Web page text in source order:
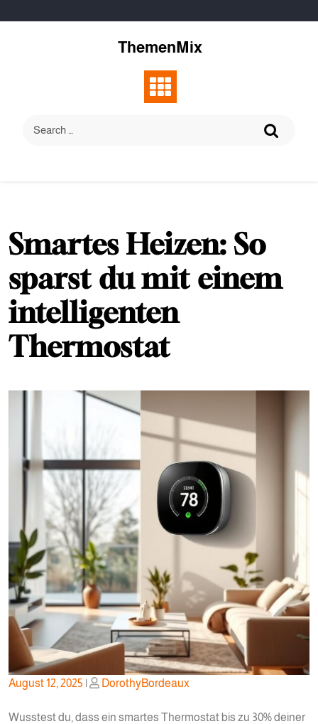
to
ThemenMix
Smartes Heizen: So
sparst du mit einem
intelligenten
Thermostat
Posted
August 12, 2025 | Posted
DorothyBordeaux
Wusstest du, dass ein smartes Thermostat bis zu 30% deiner